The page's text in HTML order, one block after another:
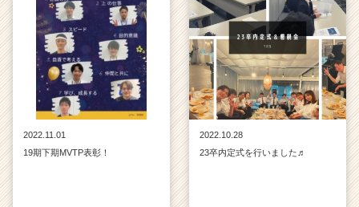
2022.11.01
19期下期MVTP表彰！
2022.10.28
23卒内定式を行いました♬